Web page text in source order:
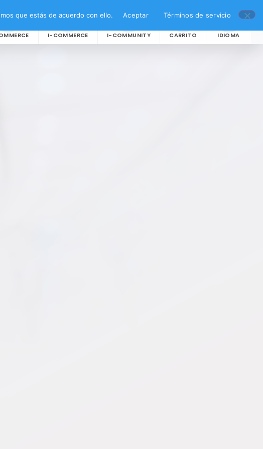
I-COMMERCE I-COMMUNITY CARRITO IDIOMA
que estás de acuerdo con ello. Aceptar Términos de servicio